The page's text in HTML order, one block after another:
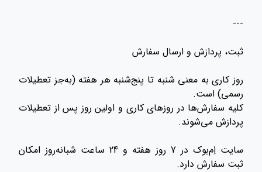
---
ثبت، پردازش و ارسال سفارش
روز کاری به معنی شنبه تا پنج‌شنبه هر هفته (به‌جز تعطیلات
رسمی) است.
کلیه سفارش‌ها در روزهای کاری و اولین روز پس از تعطیلات
پردازش می‌شوند.
سایت اِم‌بوک در 7 روز هفته و 24 ساعت شبانه‌روز امکان
ثبت سفارش دارد.